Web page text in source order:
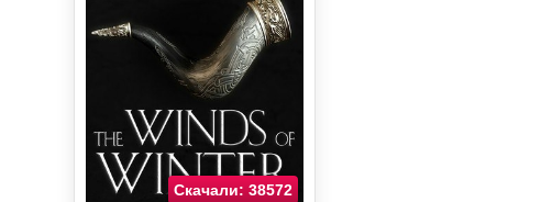
Скачали: 38572